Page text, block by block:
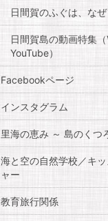
日間賀のふぐは、なぜ
日間賀島の動画特集（
YouTube）
Facebookページ
インスタグラム
里海の恵み ～ 島のくつ
海と空の自然学校／キ
ャー
教育旅行関係